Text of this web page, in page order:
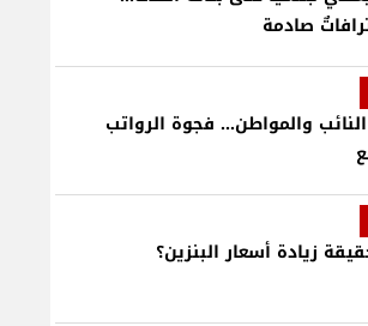
صادمة
والمواطن... فجوة الرواتب
زيادة أسعار البنزين؟